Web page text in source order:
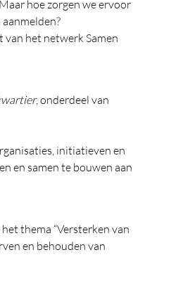
hoe zorgen we ervoor
van het netwerk Samen
, onderdeel van
initiatieven en
en samen te bouwen aan
thema “Versterken van
en behouden van